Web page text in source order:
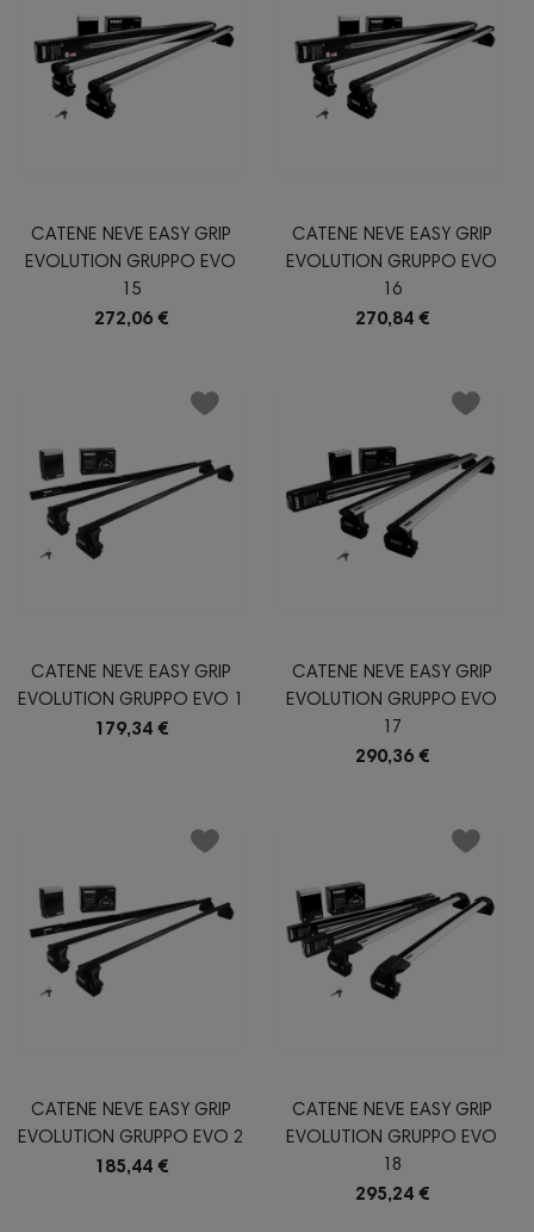
CATENE NEVE EASY GRIP
EVOLUTION GRUPPO EVO
15
272,06 €
CATENE NEVE EASY GRIP
EVOLUTION GRUPPO EVO
16
270,84 €
CATENE NEVE EASY GRIP
EVOLUTION GRUPPO EVO 1
179,34 €
CATENE NEVE EASY GRIP
EVOLUTION GRUPPO EVO
17
290,36 €
CATENE NEVE EASY GRIP
EVOLUTION GRUPPO EVO 2
185,44 €
CATENE NEVE EASY GRIP
EVOLUTION GRUPPO EVO
18
295,24 €